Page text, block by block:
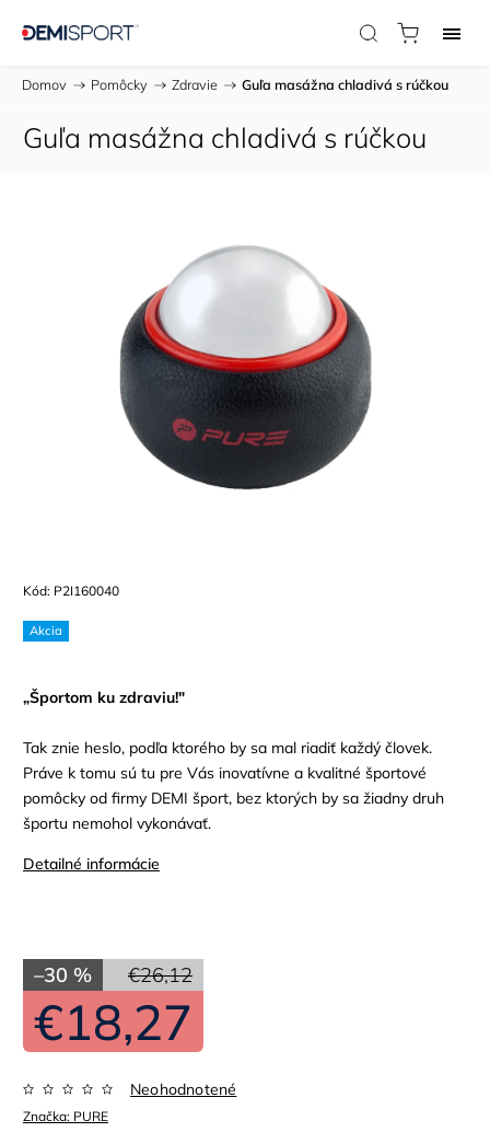
Domov / Pomôcky / Zdravie / Guľa masážna chladivá s rúčkou
Guľa masážna chladivá s rúčkou
Kód: P2I160040
Akcia
„Športom ku zdraviu!"
Tak znie heslo, podľa ktorého by sa mal riadiť každý človek.
Práve k tomu sú tu pre Vás inovatívne a kvalitné športové
pomôcky od firmy DEMI šport, bez ktorých by sa žiadny druh
športu nemohol vykonávať.
Detailné informácie
Značka: PURE
Neohodnotené
€26,12
–30 %
€18,27